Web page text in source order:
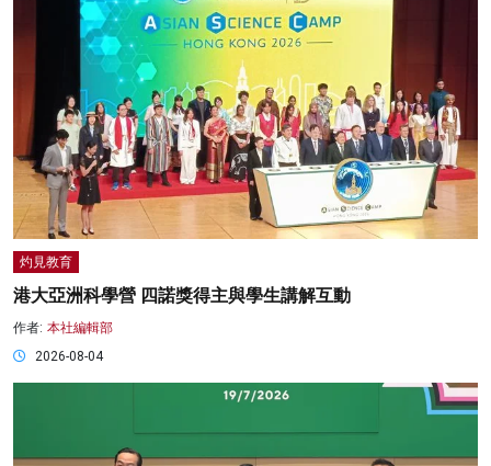
灼見教育
港大亞洲科學營 四諾獎得主與學生講解互動
作者: 本社編輯部
2026-08-04